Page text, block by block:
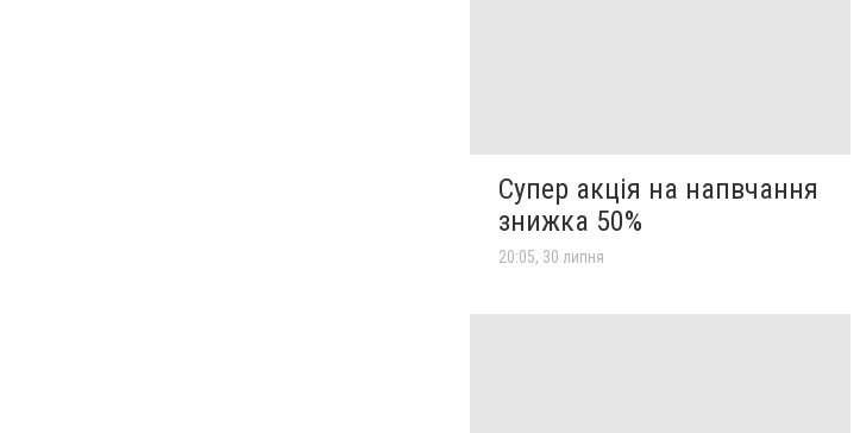
Супер акція на напвчання
знижка 50%
20:05, 30 липня